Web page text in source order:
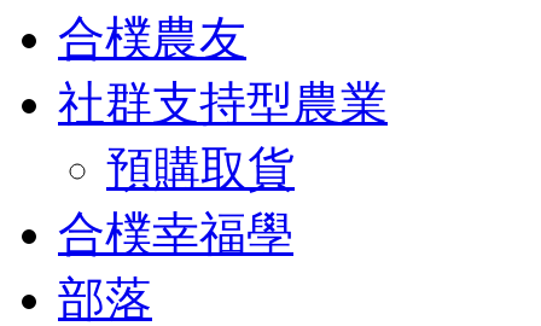
合樸農友
社群支持型農業
預購取貨
合樸幸福學
部落